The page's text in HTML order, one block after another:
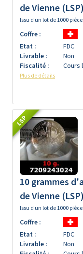
de Vienne (LSP)
Issu d un lot de 1000
Coffre :
Etat :
FDC
Livrable :
Non
Fiscalité :
Cours
Plus de détails
LSP
10 grammes
de Vienne (LSP)
Issu d un lot de 1000
Coffre :
Etat :
FDC
Livrable :
Non